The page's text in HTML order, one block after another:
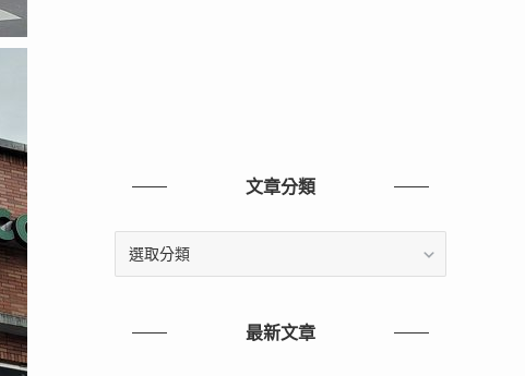
文章分類
最新文章